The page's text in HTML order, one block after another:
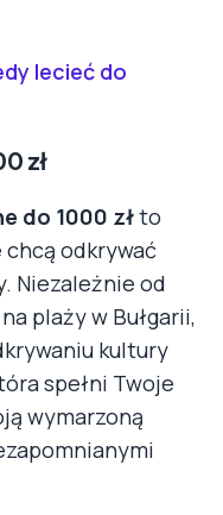
lecieć do
zł
do 1000 złto
odkrywać
Niezależnie od
plaży w Bułgarii,
kultury
spełni Twoje
wymarzoną